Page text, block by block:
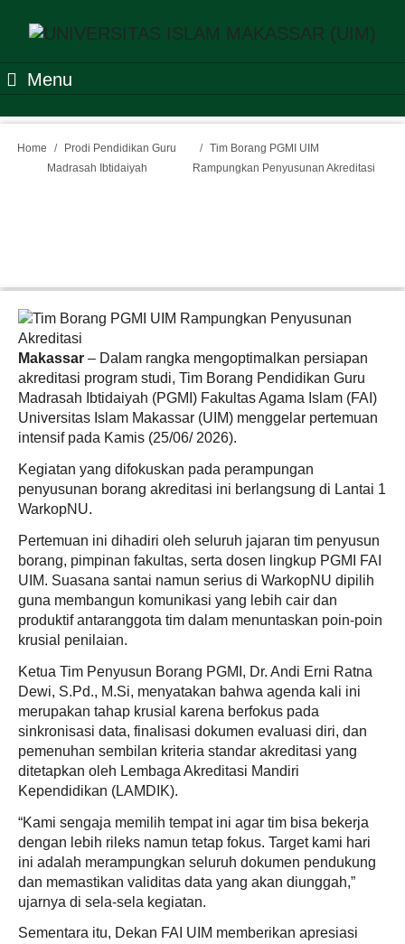
Menu
Home
Prodi Pendidikan Guru
Madrasah Ibtidaiyah
Tim Borang PGMI UIM
Rampungkan Penyusunan Akreditasi
Makassar – Dalam rangka mengoptimalkan persiapan
akreditasi program studi, Tim Borang Pendidikan Guru
Madrasah Ibtidaiyah (PGMI) Fakultas Agama Islam (FAI)
Universitas Islam Makassar (UIM) menggelar pertemuan
intensif pada Kamis (25/06/ 2026).
Kegiatan yang difokuskan pada perampungan
penyusunan borang akreditasi ini berlangsung di Lantai 1
WarkopNU.
Pertemuan ini dihadiri oleh seluruh jajaran tim penyusun
borang, pimpinan fakultas, serta dosen lingkup PGMI FAI
UIM. Suasana santai namun serius di WarkopNU dipilih
guna membangun komunikasi yang lebih cair dan
produktif antaranggota tim dalam menuntaskan poin-poin
krusial penilaian.
Ketua Tim Penyusun Borang PGMI, Dr. Andi Erni Ratna
Dewi, S.Pd., M.Si, menyatakan bahwa agenda kali ini
merupakan tahap krusial karena berfokus pada
sinkronisasi data, finalisasi dokumen evaluasi diri, dan
pemenuhan sembilan kriteria standar akreditasi yang
ditetapkan oleh Lembaga Akreditasi Mandiri
Kependidikan (LAMDIK).
“Kami sengaja memilih tempat ini agar tim bisa bekerja
dengan lebih rileks namun tetap fokus. Target kami hari
ini adalah merampungkan seluruh dokumen pendukung
dan memastikan validitas data yang akan diunggah,”
ujarnya di sela-sela kegiatan.
Sementara itu, Dekan FAI UIM memberikan apresiasi